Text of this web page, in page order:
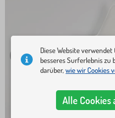
Diese Website
besseres Surferlebnis
darüber,wie wir Cookies
Alle Cookies